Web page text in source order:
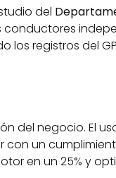
del
los registros del
del negocio. El
un
en un 25% y